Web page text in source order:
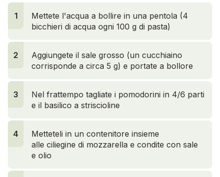
1
Mettete l'acqua a bollire in una pentola (4
bicchieri di acqua ogni 100 g di pasta)
2
Aggiungete il sale grosso (un cucchiaino
corrisponde a circa 5 g) e portate a bollore
3
Nel frattempo tagliate i pomodorini in 4/6 parti
e il basilico a striscioline
Metteteli in un contenitore insieme
alle ciliegine di mozzarella e condite con sale
e olio
2
4